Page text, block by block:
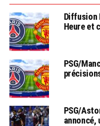
Diffusion
Heure et
PSG/
PSG/
annoncé,